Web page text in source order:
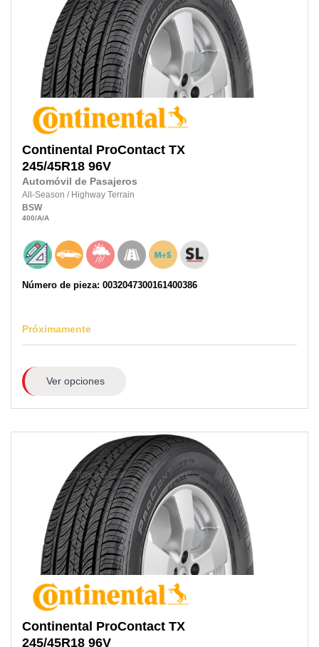
Continental ProContact TX
245/45R18 96V
Automóvil de Pasajeros
All-Season / Highway Terrain
BSW
400/A/A
Número de pieza: 0032047300161400386
Próximamente
Ver opciones
Continental ProContact TX
245/45R18 96V